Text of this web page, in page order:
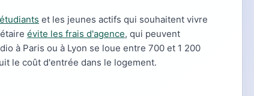
et les jeunes actifs qui souhaitent vivre
évite les frais d'agence, qui peuvent
à Paris ou à Lyon se loue entre 700 et 1 200
le coût d'entrée dans le logement.